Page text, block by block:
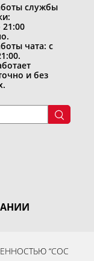
службы
21:00
чата: с
и без
“СОС